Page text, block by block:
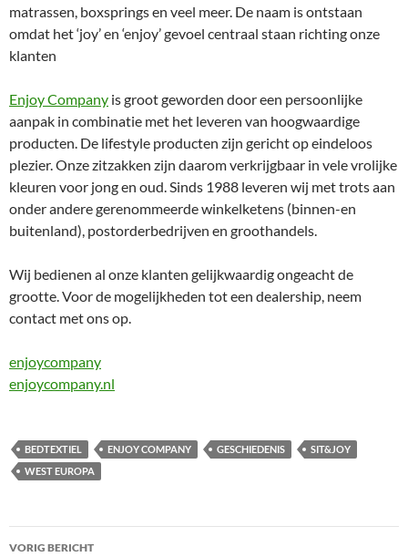
matrassen, boxsprings en veel meer. De naam is ontstaan
omdat het ‘joy’ en ‘enjoy’ gevoel centraal staan richting onze
klanten
Enjoy Company is groot geworden door een persoonlijke
aanpak in combinatie met het leveren van hoogwaardige
producten. De lifestyle producten zijn gericht op eindeloos
plezier. Onze zitzakken zijn daarom verkrijgbaar in vele vrolijke
kleuren voor jong en oud. Sinds 1988 leveren wij met trots aan
onder andere gerenommeerde winkelketens (binnen-en
buitenland), postorderbedrijven en groothandels.
Wij bedienen al onze klanten gelijkwaardig ongeacht de
grootte. Voor de mogelijkheden tot een dealership, neem
contact met ons op.
enjoycompany
enjoycompany.nl
BEDTEXTIEL ENJOY COMPANY GESCHIEDENIS
SIT&JOY
WEST EUROPA
Bericht
VORIG BERICHT